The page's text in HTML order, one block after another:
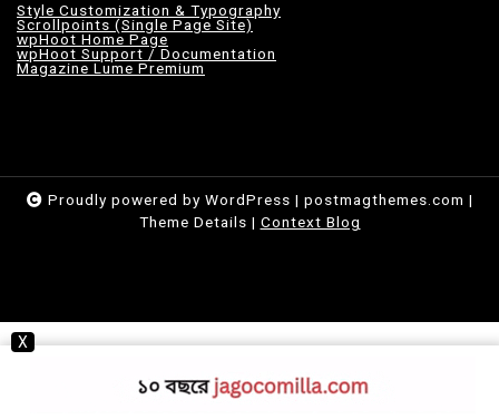
Style Customization & Typography
Scrollpoints (Single Page Site)
wpHoot Home Page
wpHoot Support / Documentation
Magazine Lume Premium
Proudly powered by WordPress | postmagthemes.com |
Theme Details | Context Blog
X